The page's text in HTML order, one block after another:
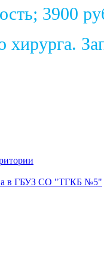
3900
хирурга.
в ГБУЗ СО "ТГКБ №5"